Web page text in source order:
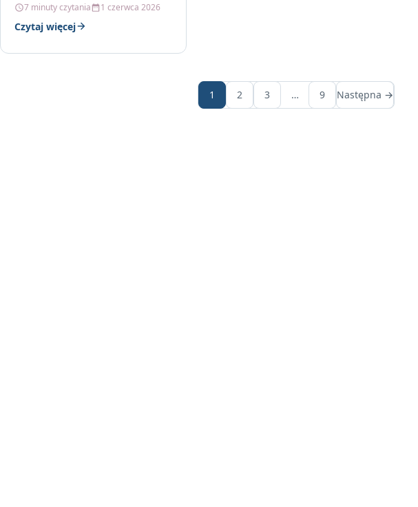
kombi klasy premium, które nie
udaje „sportu”, tylko faktycznie…
7 minuty czytania 1 czerwca 2026
Czytaj więcej
1 2 3 … 9 Następna →